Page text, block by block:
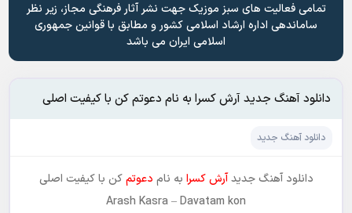
تمامی فعالیت های سبز موزیک جهت نشر آثار فرهنگی مجاز، زیر نظر
ساماندهی اداره ارشاد اسلامی کشور و مطابق با قوانین جمهوری
اسلامی ایران می باشد
دانلود آهنگ جدید آرش کسرا به نام دعوتم کن با کیفیت اصلی
دانلود آهنگ جدید
دانلود آهنگ جدیدآرش کسرا به نام دعوتمکن با کیفیت اصلی
Arash Kasra–Davatam kon